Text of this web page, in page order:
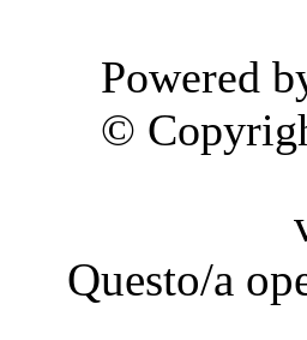
Powered
©
Questo/a